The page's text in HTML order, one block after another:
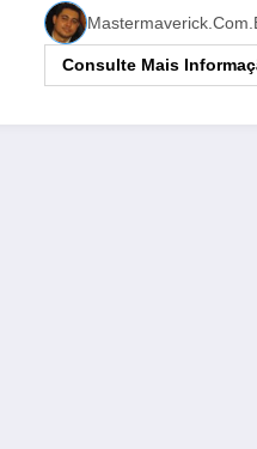
Consulte Mais